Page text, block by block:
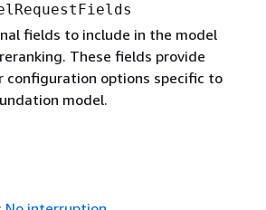
fields to include in the model
These fields provide
configuration options specific to
model.